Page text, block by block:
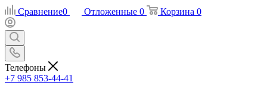
Сравнение0 Отложенные 0 Корзина 0
Телефоны
+7 985 853-44-41